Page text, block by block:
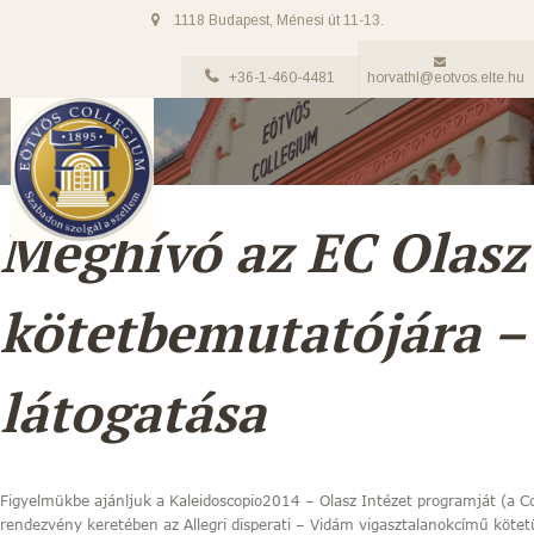
1118 Budapest, Ménesi út 11-13.
+36-1-460-4481 horvathl@eotvos.elte.hu
Meghívó az EC
kötetbemutatójára
látogatása
Figyelmükbe ajánljuk a Kaleidoscopio2014 – Olasz Intézet programját (a
rendezvény keretében az Allegri disperati – Vidám vigasztalanokcímű